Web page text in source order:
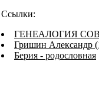
Ссылки:
ГЕНЕАЛОГИЯ
Гришин Александр
Берия - родословная